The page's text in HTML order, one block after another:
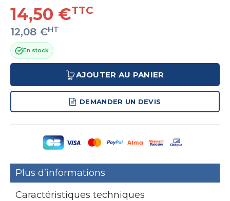
14,50 €TTC
12,08 €HT
En stock
AJOUTER AU PANIER
DEMANDER UN DEVIS
Plus d’informations
Caractéristiques techniques